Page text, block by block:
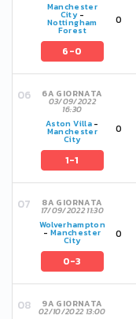
Manchester
City-
Nottingham
Forest
6-0
0
6A GIORNATA
03/09/2022
16:30
Aston Villa-
Manchester
City
1-1
0
8A GIORNATA
17/09/2022 11:30
Wolverhampton
- Manchester
City
0-3
0
9A GIORNATA
02/10/2022 13:00